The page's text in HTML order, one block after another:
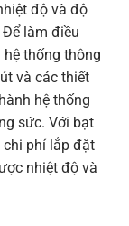
độ và độ
làm điều
thống thông
và các thiết
hệ thống
sức. Với bạt
chi phí lắp đặt
nhiệt độ và